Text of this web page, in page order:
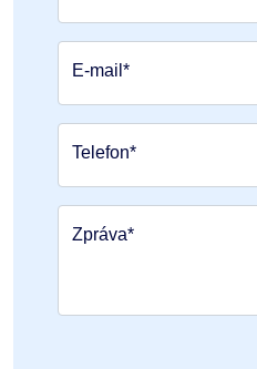
E-mail*
Telefon*
Zpráva*